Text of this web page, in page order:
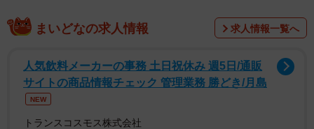
まいどなの求人情報 求人情報一覧へ
人気飲料メーカーの事務 土日祝休み 週5日/通販
サイトの商品情報チェック 管理業務 勝どき/月島
NEW
トランスコスモス株式会社